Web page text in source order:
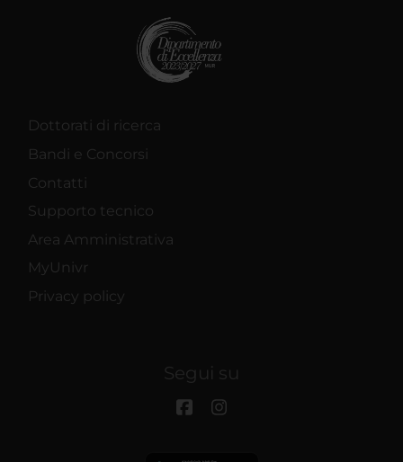
Dottorati di ricerca
Bandi e Concorsi
Contatti
Supporto tecnico
Area Amministrativa
MyUnivr
Privacy policy
Segui su